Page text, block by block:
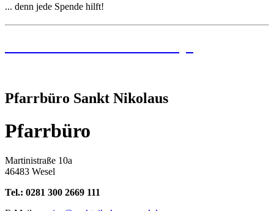
... denn jede Spende hilft!
Pfarrbüro Sankt Nikolaus
Pfarrbüro
Martinistraße 10a
46483 Wesel
Tel.: 0281 300 2669 111